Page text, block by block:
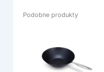
Podobne produkty